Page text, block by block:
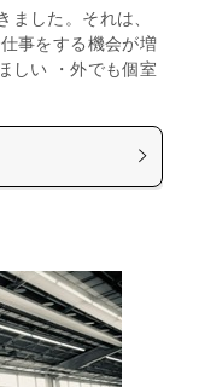
ました。それは、
事をする機会が増
しい ・外でも個室